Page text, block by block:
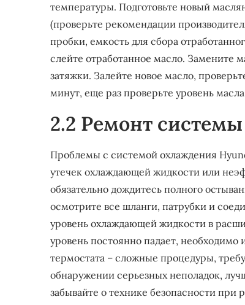
температуры. Подготовьте новый
(проверьте рекомендации
пробки, емкость для сбора
слейте отработанное масло. Замените
затяжки. Залейте новое масло,
минут, еще раз проверьте уровень
2.2 Ремонт
Проблемы с системой охлаждения
утечек охлаждающей жидкости или
обязательно дождитесь полного
осмотрите все шланги, патрубки и
уровень охлаждающей жидкости в
уровень постоянно падает,
термостата – сложные процедуры,
обнаружении серьезных неполадок,
забывайте о технике безопасности